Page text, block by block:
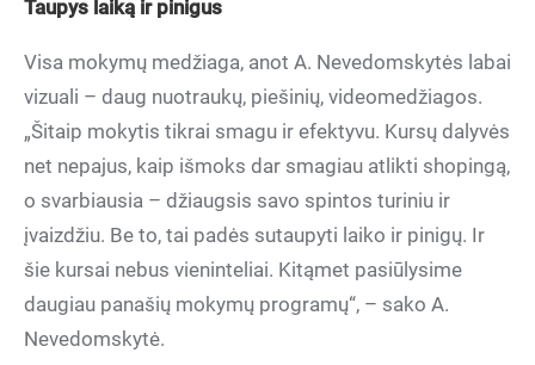
Taupys laiką ir pinigus
Visa mokymų medžiaga, anot A. Nevedomskytės labai
vizuali – daug nuotraukų, piešinių, videomedžiagos.
„Šitaip mokytis tikrai smagu ir efektyvu. Kursų dalyvės
net nepajus, kaip išmoks dar smagiau atlikti shopingą,
o svarbiausia – džiaugsis savo spintos turiniu ir
įvaizdžiu. Be to, tai padės sutaupyti laiko ir pinigų. Ir
šie kursai nebus vieninteliai. Kitąmet pasiūlysime
daugiau panašių mokymų programų“, – sako A.
Nevedomskytė.